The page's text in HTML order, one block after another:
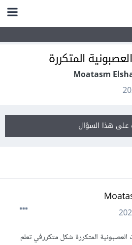
المتكررة
على هذا السؤال
المتكررة شكل متكررفي تعلم